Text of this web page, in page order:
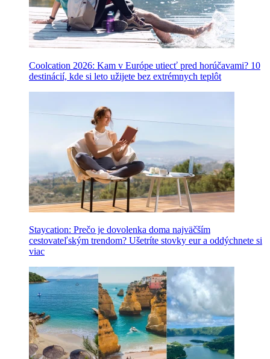
Coolcation 2026: Kam v Európe utiecť pred horúčavami? 10
destinácií, kde si leto užijete bez extrémnych teplôt
Staycation: Prečo je dovolenka doma najväčším
cestovateľským trendom? Ušetríte stovky eur a oddýchnete si
viac